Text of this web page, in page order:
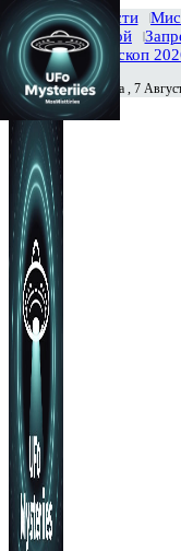
Главная Новости
Тайны вселенной
История
Гороскоп
Сегодня Пятница , 7